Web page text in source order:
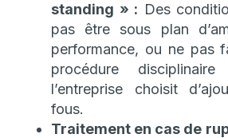
standing » : Des
pas être sous plan
performance, ou ne pas
procédure
l’entreprise choisit
fous.
Traitement en cas de